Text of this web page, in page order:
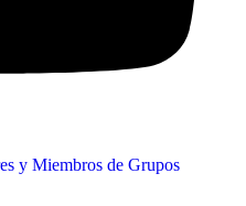
y Miembros de Grupos